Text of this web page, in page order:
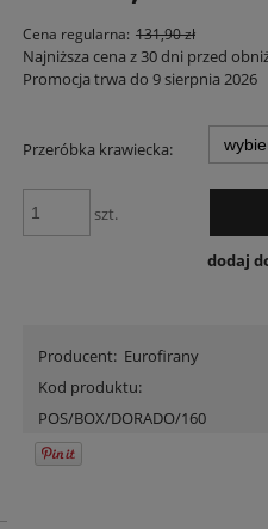
Cena regularna: 131,90 zł
Najniższa cena z 30 dni przed
30 dni, wyświetlana jest
momentu, kiedy produkt
Promocja trwa do 9 sierpnia 2026
Przeróbka krawiecka:
szt.
dodaj
Producent: Eurofirany
Kod produktu:
POS/BOX/DORADO/160